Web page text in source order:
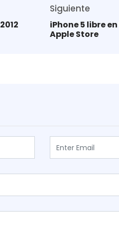
Siguiente
iPhone 5 libre
Apple Store